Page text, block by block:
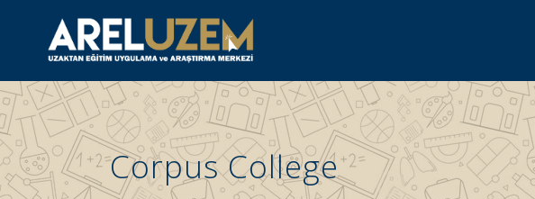
Corpus College